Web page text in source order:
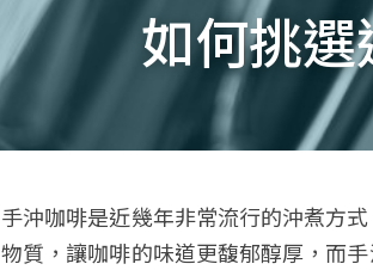
如何挑
手沖咖啡是近幾年非常流行的沖煮方
物質，讓咖啡的味道更馥郁醇厚，而